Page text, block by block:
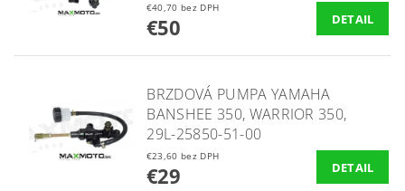
€40,70 bez DPH
€50 DETAIL
BRZDOVÁ PUMPA YAMAHA
BANSHEE 350, WARRIOR 350,
29L-25850-51-00
€23,60 bez DPH
€29 DETAIL